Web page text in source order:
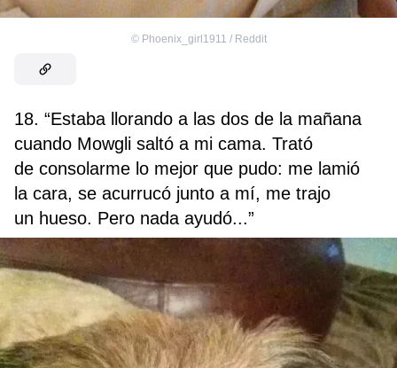
© Phoenix_girl1911 / Reddit
18. “Estaba llorando a las dos de la mañana
cuando Mowgli saltó a mi cama. Trató
de consolarme lo mejor que pudo: me lamió
la cara, se acurrucó junto a mí, me trajo
un hueso. Pero nada ayudó...”